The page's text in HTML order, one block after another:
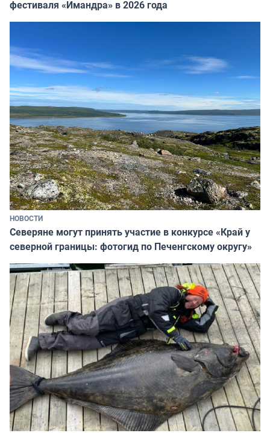
фестиваля «Имандра» в 2026 года
НОВОСТИ
Северяне могут принять участие в конкурсе «Край у
северной границы: фотогид по Печенгскому округу»